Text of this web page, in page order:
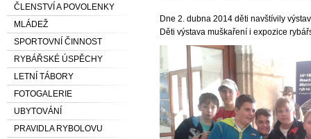
ČLENSTVÍ A POVOLENKY
MLÁDEŽ
SPORTOVNÍ ČINNOST
RYBÁŘSKÉ ÚSPĚCHY
LETNÍ TÁBORY
FOTOGALERIE
UBYTOVÁNÍ
PRAVIDLA RYBOLOVU
Dne 2. dubna 2014 děti navštívily
Děti výstava muškaření i expozice